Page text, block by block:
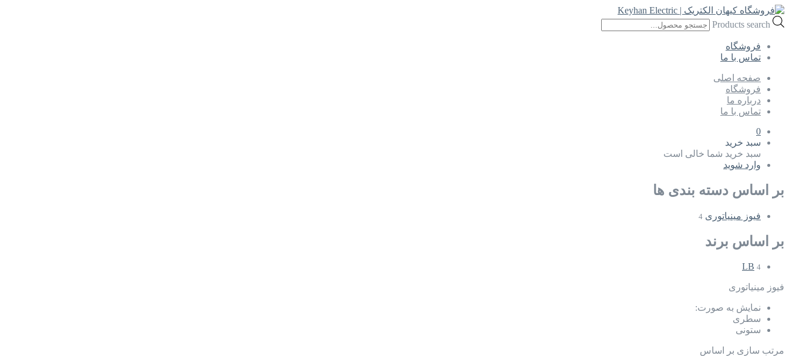
Products search
فروشگاه
تماس با ما
صفحه اصلی
فروشگاه
درباره ما
تماس با ما
0
سبد خرید
سبد خرید شما خالی است
وارد شوید
بر اساس دسته بندی ها
فیوز مینیاتوری 4
بر اساس برند
LB 4
فیوز مینیاتوری
نمایش به صورت:
سطری
ستونی
مرتب سازی بر اساس